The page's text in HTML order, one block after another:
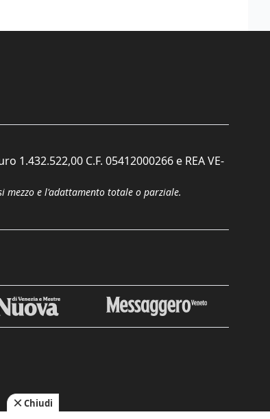
1.432.522,00 C.F. 05412000266 e REA VE-
e l'adattamento totale o parziale.
Chiudi